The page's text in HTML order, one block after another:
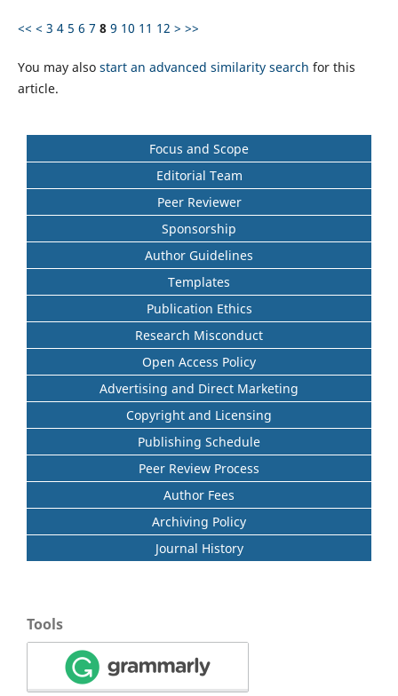
<< < 3 4 5 6 7 8 9 10 11 12 > >>
You may also start an advanced similarity search for this
article.
Focus and Scope
Editorial Team
Peer Reviewer
Sponsorship
Author Guidelines
Templates
Publication Ethics
Research Misconduct
Open Access Policy
Advertising and Direct Marketing
Copyright and Licensing
Publishing Schedule
Peer Review Process
Author Fees
Archiving Policy
Journal History
Tools